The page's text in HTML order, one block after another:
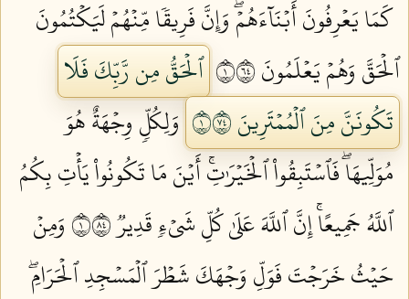
كَمَا يَعۡرِفُونَ أَبۡنَآءَهُمۡۖ وَإِنَّ فَرِيقٗا مِّنۡهُمۡ لَيَكۡتُمُونَ
ٱلۡحَقَّ وَهُمۡ يَعۡلَمُونَ ١٤٦
ٱلۡحَقُّ مِن رَّبِّكَ فَلَا
تَكُونَنَّ مِنَ ٱلۡمُمۡتَرِينَ ١٤٧
وَلِكُلّٖ وِجۡهَةٌ هُوَ
مُوَلِّيهَاۖ فَٱسۡتَبِقُواْ ٱلۡخَيۡرَٰتِۚ أَيۡنَ مَا تَكُونُواْ يَأۡتِ بِكُمُ
ٱللَّهُ جَمِيعًاۚ إِنَّ ٱللَّهَ عَلَىٰ كُلِّ شَيۡءٖ قَدِيرٞ ١٤٨
وَمِنۡ
حَيۡثُ خَرَجۡتَ فَوَلِّ وَجۡهَكَ شَطۡرَ ٱلۡمَسۡجِدِ ٱلۡحَرَامِۖ